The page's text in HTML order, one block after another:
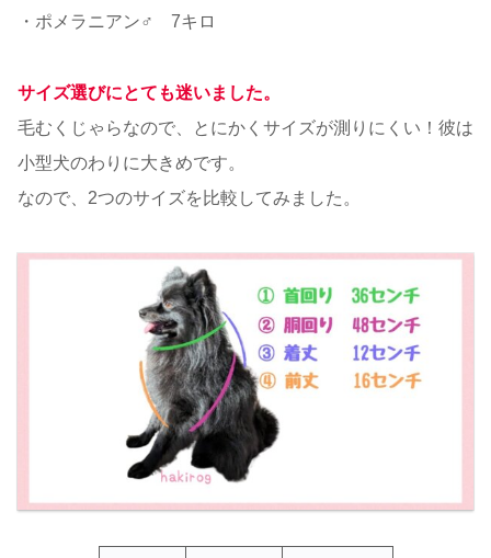
・ポメラニアン♂ 7キロ
サイズ選びにとても迷いました。
毛むくじゃらなので、とにかくサイズが測りにくい！彼は
小型犬のわりに大きめです。
なので、2つのサイズを比較してみました。